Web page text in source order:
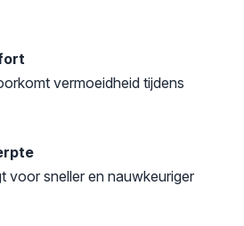
vermoeidheid tijdens
voor sneller en nauwkeuriger